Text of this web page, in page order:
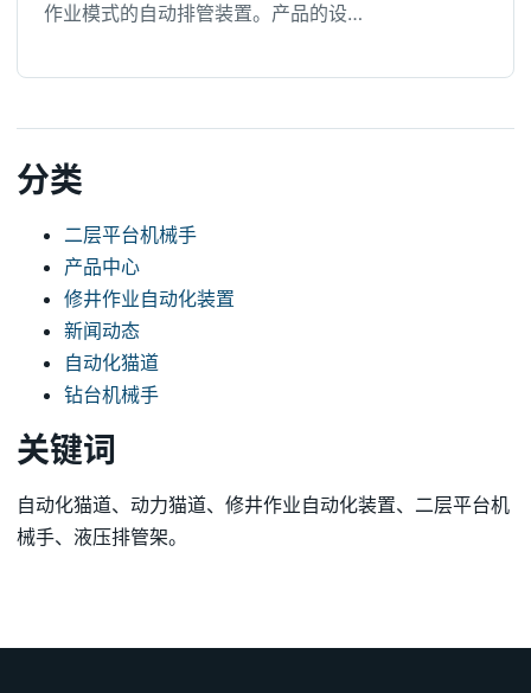
作业模式的自动排管装置。产品的设…
分类
二层平台机械手
产品中心
修井作业自动化装置
新闻动态
自动化猫道
钻台机械手
关键词
自动化猫道、动力猫道、修井作业自动化装置、二层平台机
械手、液压排管架。